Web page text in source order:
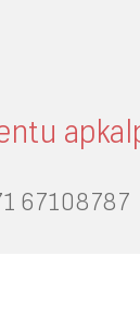
67108787